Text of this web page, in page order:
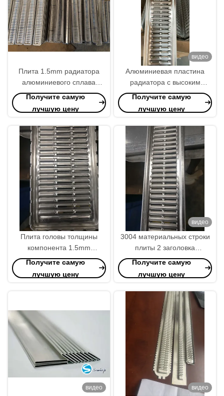
Плита 1.5mm радиатора
алюминиевого сплава
прямоугольника толщиной
Получите самую
лучшую цену
видео
Алюминиевая пластина
радиатора с высоким
теплораспределением для
промышленных
применений
Получите самую
лучшую цену
Плита головы толщины
компонента 1.5mm
радиатора финиша
Получите самую
лучшую цену
видео
3004 материальных строки
плиты 2 заголовка
радиатора толщины 1.5mm
Получите самую
лучшую цену
видео видео